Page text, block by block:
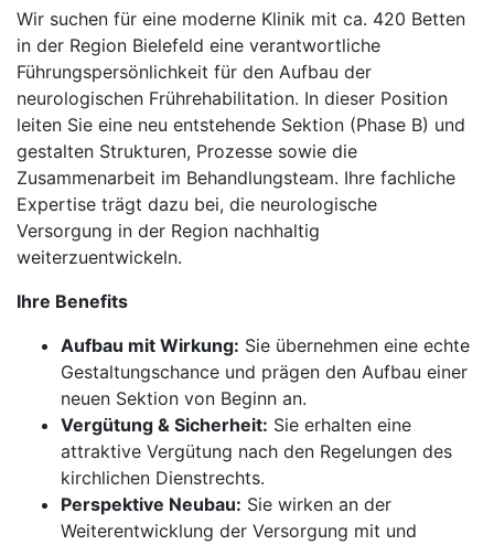
Wir suchen für eine moderne Klinik mit ca. 420 Betten
in der Region Bielefeld eine verantwortliche
Führungspersönlichkeit für den Aufbau der
neurologischen Frührehabilitation. In dieser Position
leiten Sie eine neu entstehende Sektion (Phase B) und
gestalten Strukturen, Prozesse sowie die
Zusammenarbeit im Behandlungsteam. Ihre fachliche
Expertise trägt dazu bei, die neurologische
Versorgung in der Region nachhaltig
weiterzuentwickeln.
Ihre Benefits
Aufbau mit Wirkung: Sie übernehmen eine echte
Gestaltungschance und prägen den Aufbau einer
neuen Sektion von Beginn an.
Vergütung & Sicherheit: Sie erhalten eine
attraktive Vergütung nach den Regelungen des
kirchlichen Dienstrechts.
Perspektive Neubau: Sie wirken an der
Weiterentwicklung der Versorgung mit und